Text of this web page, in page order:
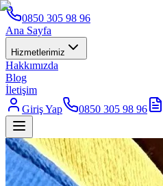
0850 305 98 96
Ana Sayfa
Hizmetlerimiz
Hakkımızda
Blog
İletişim
Giriş Yap
0850 305 98 96